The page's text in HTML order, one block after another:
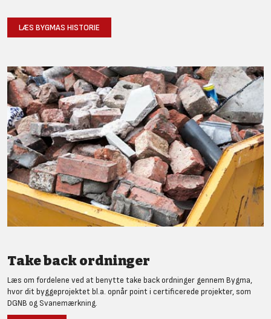
LÆS BYGMAS HISTORIE
Take back ordninger
Læs om fordelene ved at benytte take back ordninger gennem Bygma,
hvor dit byggeprojektet bl.a. opnår point i certificerede projekter, som
DGNB og Svanemærkning.